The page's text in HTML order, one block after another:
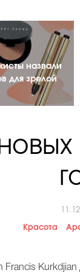
назвали
для зрелой
Красота
Francis